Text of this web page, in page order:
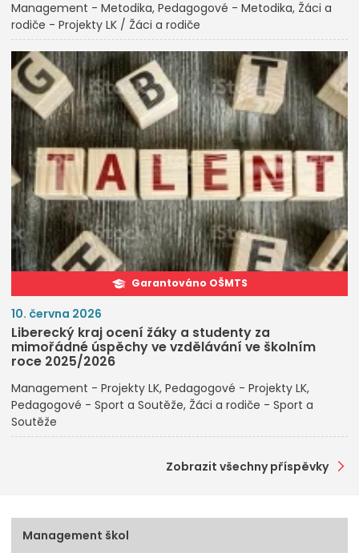
Management - Metodika Pedagogové - Metodika Žáci a
rodiče - Projekty LK / Žáci a rodiče
Garantováno OŠMTS
10. června 2026
Liberecký kraj ocení žáky a studenty za
mimořádné úspěchy ve vzdělávání ve školním
roce 2025/2026
Management - Projekty LK Pedagogové - Projekty LK
Pedagogové - Sport a Soutěže Žáci a rodiče - Sport a
Soutěže
Zobrazit všechny příspěvky
Management škol